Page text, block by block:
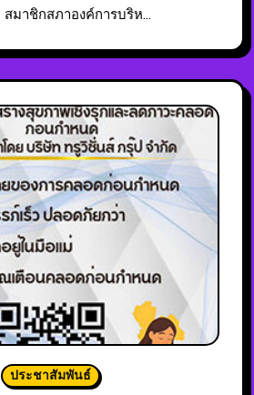
สมาชิกสภาองค์การบริห…
ประชาสัมพันธ์